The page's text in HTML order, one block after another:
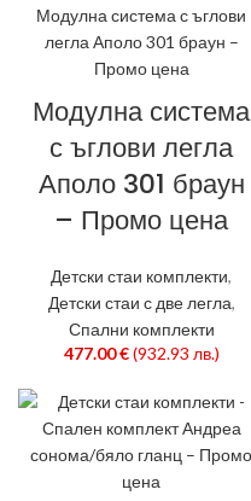
Модулна система
с ъглови легла
Аполо 301 браун
– Промо цена
Детски стаи комплекти,
Детски стаи с две легла,
Спални комплекти
477.00€ (932.93 лв.)